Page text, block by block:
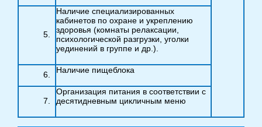
Наличие специализированных
кабинетов по охране и укреплению
здоровья (комнаты релаксации,
психологической разгрузки, уголки
уединений в группе и др.).
Наличие пищеблока
Организация питания в соответствии с
десятидневным цикличным меню